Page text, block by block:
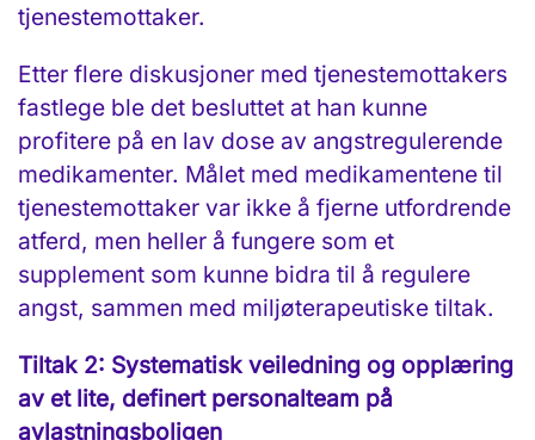
tjenestemottaker.
Etter flere diskusjoner med tjenestemottakers
fastlege ble det besluttet at han kunne
profitere på en lav dose av angstregulerende
medikamenter. Målet med medikamentene til
tjenestemottaker var ikke å fjerne utfordrende
atferd, men heller å fungere som et
supplement som kunne bidra til å regulere
angst, sammen med miljøterapeutiske tiltak.
Tiltak 2: Systematisk veiledning og opplæring
av et lite, definert personalteam på
avlastningsboligen